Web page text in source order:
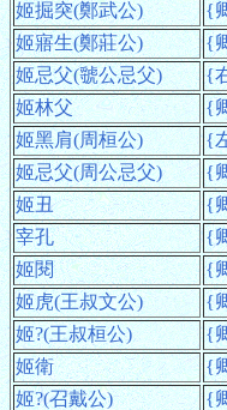
姬掘突(鄭武公)
{
姬寤生(鄭莊公)
{
姬忌父(虢公忌父)
{
姬林父
{
姬黑肩(周桓公)
{
姬忌父(周公忌父)
{
姬丑
{
宰孔
{
姬閱
{
姬虎(王叔文公)
{
姬?(王叔桓公)
{
姬衛
{
姬?(召戴公)
{